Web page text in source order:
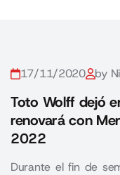
17/11/2020 by
Toto Wolff dejó
renovará con
2022
Durante el fin de